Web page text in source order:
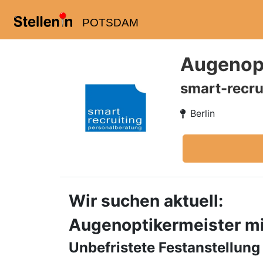
POTSDAM
smart-
Berlin
Wir suchen aktuell:
Augenoptikermeister
Unbefristete